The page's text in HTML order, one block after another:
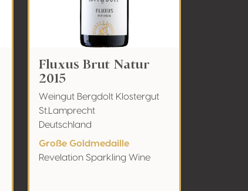
Fluxus Brut Natur
2015
Weingut Bergdolt Klostergut
St.Lamprecht
Deutschland
Große Goldmedaille
Revelation Sparkling Wine